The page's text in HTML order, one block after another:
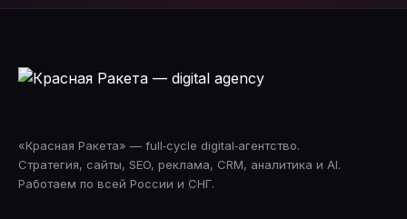
«Красная Ракета» — full‑cycle digital‑агентство.
Стратегия, сайты, SEO, реклама, CRM, аналитика и AI.
Работаем по всей России и СНГ.